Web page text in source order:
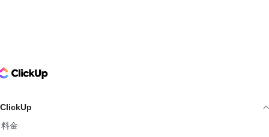
Logo
ClickUp
料金